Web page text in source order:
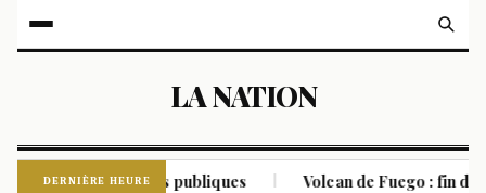
LA NATION
DERNIÈRE HEURE
des protestations publiques | Volcan de Fuego : fin de